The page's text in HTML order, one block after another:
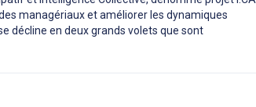
managériaux et améliorer les dynamiques
décline en deux grands volets que sont